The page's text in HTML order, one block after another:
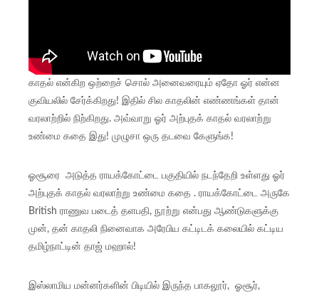
காதல் என்கிற ஒற்றைச் சொல் அனைவரையும் ஏதோ ஓர் என்ன
குவியலில் சேர்க்கிறது! இதில் சில காதலின் எண்ணங்கள் தான்
வரலாற்றில் நிற்கிறது. அவ்வாறு ஓர் அற்புதக் காதல் வரலாற்று
உண்மை கதை இது! முழுசா ஒரு தடவை கேளுங்க!
ஓசூரை அடுத்த ராயக்கோட்டை பகுதியில் நடந்தேறி உள்ளது ஓர்
அற்புதக் காதல் வரலாற்று உண்மை கதை . ராயக்கோட்டை அருகே
British ராணுவ படைத் தளபதி, நூற்று என்பது ஆண்டுகளுக்கு
முன், தன் காதலி நினைவாக அரேபிய கட்டிடக் கலையில் கட்டிய
தமிழ்நாட்டின் தாஜ் மஹால்!
இஸ்லாமிய மன்னர்களின் பிடியில் இருந்த பாகலூர், ஓசூர்,